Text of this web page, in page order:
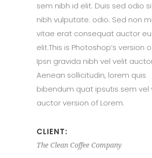
sem nibh id elit. Duis sed odio
nibh vulputate. odio. Sed non
vitae erat consequat auctor eu
elit.This is Photoshop’s version
Ipsn gravida nibh vel velit
Aenean sollicitudin, lorem quis
bibendum quat ipsutis sem vel
auctor version of Lorem.
CLIENT:
The Clean Coffee Company